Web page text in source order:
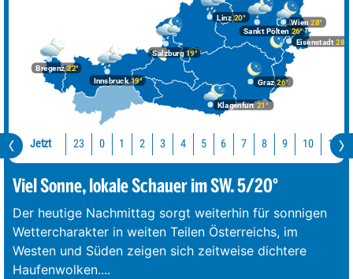
Bregenz22°
Graz26°
Innsbruck19°
Klagenfurt 21°
Linz20°
Salzburg19°
Wien 28°
Eisenstadt 28°
Sankt Pölten 26°
Jetzt 23 0 1 2 3 4 5 6 7 8 9 10 11
Viel Sonne, lokale Schauer im SW. 5/20°
Der heutige Nachmittag sorgt weiterhin für sonnigen
Wettercharakter in weiten Teilen Österreichs, im
Westen und Süden zeigen sich zeitweise dichtere
Haufenwolken....